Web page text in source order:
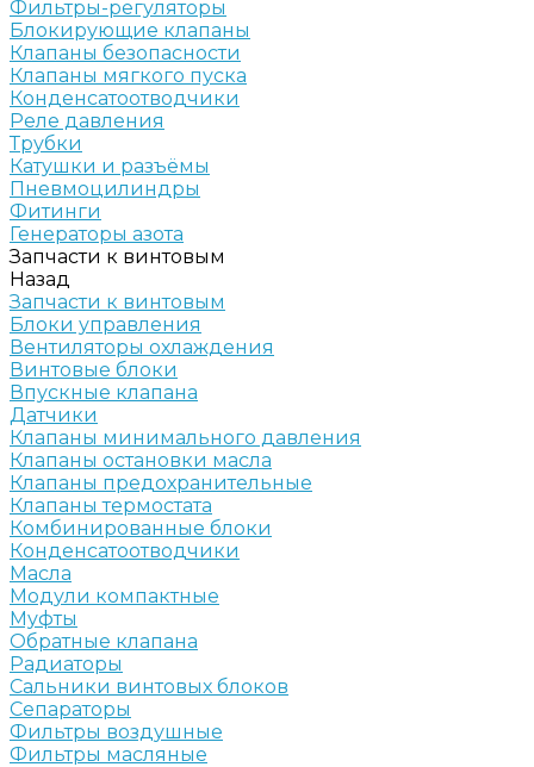
Фильтры-регуляторы
Блокирующие клапаны
Клапаны безопасности
Клапаны мягкого пуска
Конденсатоотводчики
Реле давления
Трубки
Катушки и разъёмы
Пневмоцилиндры
Фитинги
Генераторы азота
Запчасти к винтовым
Назад
Запчасти к винтовым
Блоки управления
Вентиляторы охлаждения
Винтовые блоки
Впускные клапана
Датчики
Клапаны минимального давления
Клапаны остановки масла
Клапаны предохранительные
Клапаны термостата
Комбинированные блоки
Конденсатоотводчики
Масла
Модули компактные
Муфты
Обратные клапана
Радиаторы
Сальники винтовых блоков
Сепараторы
Фильтры воздушные
Фильтры масляные